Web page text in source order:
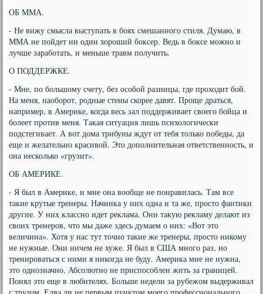
ОБ ММА.
- Не вижу смысла выступать в боях смешанного стиля. Думаю, в
ММА не пойдет ни один хороший боксер. Ведь в боксе можно и
лучше заработать, и меньше травм получить.
О ПОДДЕРЖКЕ.
- Мне, по большому счету, без особой разницы, где проходит бой.
На меня, наоборот, родные стены скорее давят. Проще драться,
например, в Америке, когда весь зал поддерживает своего бойца и
болеет против меня. Такая ситуация лишь психологически
подстегивает. А вот дома трибуны ждут от тебя только победы, да
еще и желательно красивой. Это дополнительная ответственность, и
она несколько «грузит».
ОБ АМЕРИКЕ.
- Я был в Америке, и мне она вообще не понравилась. Там все
такие крутые тренеры. Начинка у них одна и та же, просто фантики
другие. У них классно идет реклама. Они такую рекламу делают из
своих тренеров, что мы даже здесь думаем о них: «Вот это
величина». Хотя у нас тут точно такие же тренеры, просто никому
не нужные. Они ничем не хуже. Я был в США много раз, но
тренироваться с ними я никогда не буду. Америка мне не нужна,
это однозначно. Абсолютно не приспособлен жить за границей.
Понял это еще в любителях. Больше недели за рубежом выдерживал